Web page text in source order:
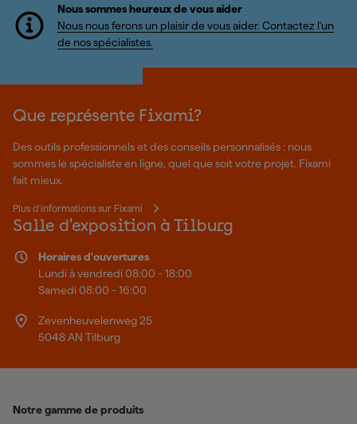
Nous sommes heureux de vous aider
Nous nous ferons un plaisir de vous aider. Contactez l'un
de nos spécialistes.
Que représente Fixami?
Des outils professionnels et des conseils personnalisés : nous
sommes le spécialiste en ligne, quel que soit votre projet. Fixami
fait mieux.
Plus d'informations sur Fixami
Salle d'exposition à Tilburg
Horaires d'ouvertures
Lundi à vendredi 08:00 - 18:00
Samedi 08:00 - 16:00
Zevenheuvelenweg 25
5048 AN Tilburg
Notre gamme de produits